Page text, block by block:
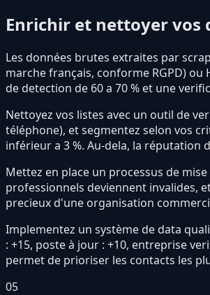
Enrichir et nettoyer vos
Les données brutes extraites par
marche français, conforme RGPD)
de detection de 60 a 70 % et une
Nettoyez vos listes avec un outil de
téléphone), et segmentez selon vos
inférieur a 3 %. Au-dela, la
Mettez en place un processus de
professionnels deviennent invalides,
precieux d'une organisation
Implementez un système de data
: +15, poste à jour : +10, entreprise
permet de prioriser les contacts les
05